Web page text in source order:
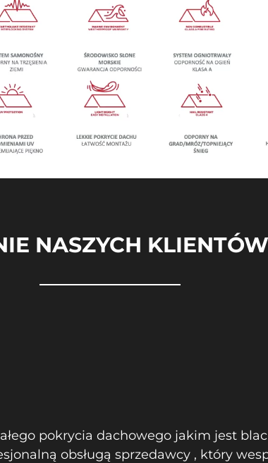
NASZYCH KLIENTÓW
pokrycia dachowego jakim jest
obsługą sprzedawcy , który